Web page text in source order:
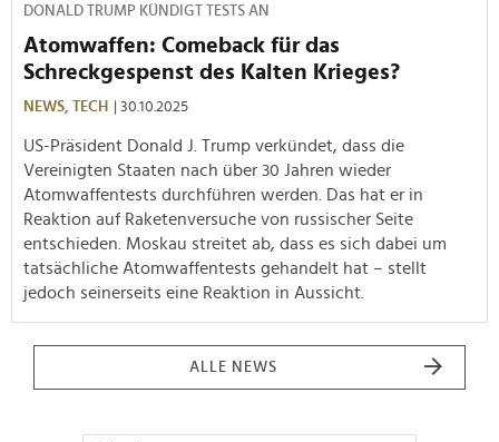
DONALD TRUMP KÜNDIGT TESTS AN
Atomwaffen: Comeback für das
Schreckgespenst des Kalten Krieges?
NEWS, TECH | 30.10.2025
US-Präsident Donald J. Trump verkündet, dass die
Vereinigten Staaten nach über 30 Jahren wieder
Atomwaffentests durchführen werden. Das hat er in
Reaktion auf Raketenversuche von russischer Seite
entschieden. Moskau streitet ab, dass es sich dabei um
tatsächliche Atomwaffentests gehandelt hat – stellt
jedoch seinerseits eine Reaktion in Aussicht.
ALLE NEWS